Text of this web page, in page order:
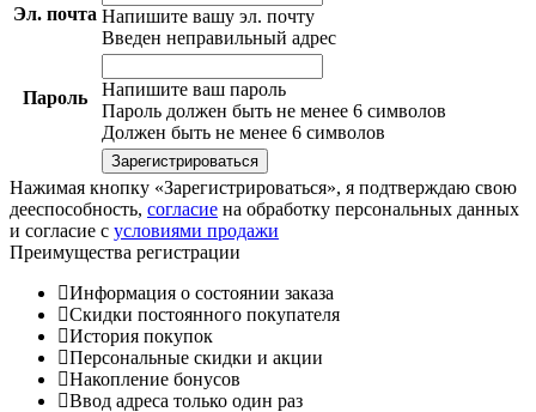
Эл. почта Напишите вашу эл. почту
Введен неправильный адрес
Пароль
Напишите ваш пароль
Пароль должен быть не менее 6 символов
Должен быть не менее 6 символов
Нажимая кнопку «Зарегистрироваться», я подтверждаю свою
дееспособность, согласие на обработку персональных данных
и согласие с условиями продажи
Преимущества регистрации
Информация о состоянии заказа
Скидки постоянного покупателя
История покупок
Персональные скидки и акции
Накопление бонусов
Ввод адреса только один раз